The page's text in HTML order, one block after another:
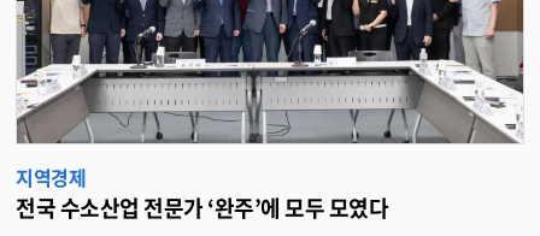
일 채용정보를 제공했다 . 유희태 완주군수는 “ 다수의 기업과 관련 기관 , 단
체에서 큰 도움을 줘 일자리박람회를 성공적으로 마칠 수 있었다 ” 며 “ 앞으로
기업유치와 더불어 적극적인 협업으로 더 많은 양질의 일자리를 제공할 수 있
도록 최선을 다하겠다 ” 고 말했다 . 한편 , 완주군과 군 일자리지원센터는 이
날 취업이 확정된 합격자들의 고용유지에 노력을 기울이고 , 구직자들에게는
적극적인 취업지원 서비스를 지속적으로 제공할 계획이다 . <담당부서 경제
지역경제
전국 수소산업 전문가 ‘완주’에 모두 모였다